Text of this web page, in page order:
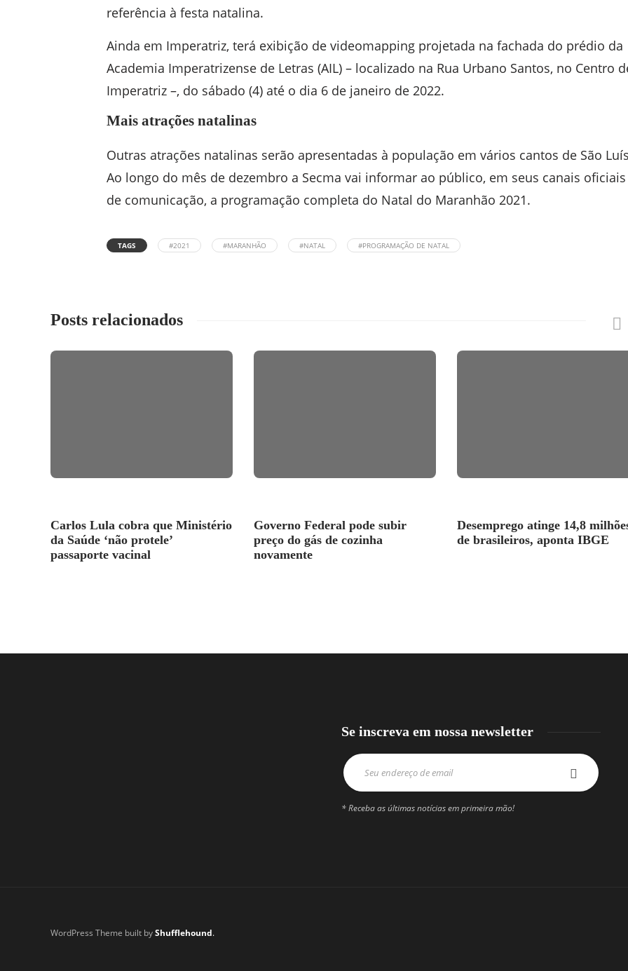
referência à festa natalina.
Ainda em Imperatriz, terá exibição de videomapping projetada na fachada do prédio da
Academia Imperatrizense de Letras (AIL) – localizado na Rua Urbano Santos, no Centro
Imperatriz –, do sábado (4) até o dia 6 de janeiro de 2022.
Mais atrações natalinas
Outras atrações natalinas serão apresentadas à população em vários cantos de São
Ao longo do mês de dezembro a Secma vai informar ao público, em seus canais oficiais
de comunicação, a programação completa do Natal do Maranhão 2021.
TAGS #2021 #MARANHÃO #NATAL #PROGRAMAÇÃO DE NATAL
Posts relacionados
Carlos Lula cobra que Ministério
da Saúde ‘não protele’
passaporte vacinal
Governo Federal pode subir
preço do gás de cozinha
novamente
Desemprego atinge 14,8
de brasileiros, aponta IBGE
Se inscreva em nossa newsletter
* Receba as últimas notícias em primeira mão!
WordPress Theme built byShufflehound.